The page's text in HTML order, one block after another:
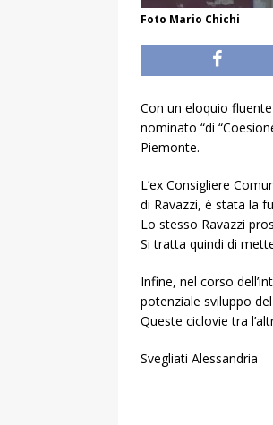
Foto Mario Chichi
Con un eloquio
nominato “di
Piemonte.
L’ex Consigliere
di Ravazzi, è stata la
Lo stesso Ravazzi
Si tratta quindi di
Infine, nel corso
potenziale sviluppo
Queste ciclovie tra
Svegliati Alessandria